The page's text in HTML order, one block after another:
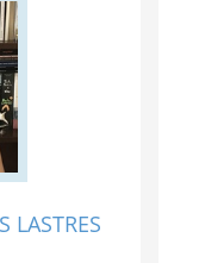
LASTRES